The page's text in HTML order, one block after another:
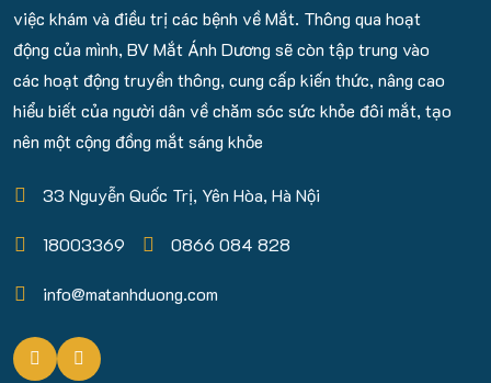
việc khám và điều trị các bệnh về Mắt. Thông qua hoạt
động của mình, BV Mắt Ánh Dương sẽ còn tập trung vào
các hoạt động truyền thông, cung cấp kiến thức, nâng cao
hiểu biết của người dân về chăm sóc sức khỏe đôi mắt, tạo
nên một cộng đồng mắt sáng khỏe
33 Nguyễn Quốc Trị, Yên Hòa, Hà Nội
18003369 0866 084 828
info@matanhduong.com